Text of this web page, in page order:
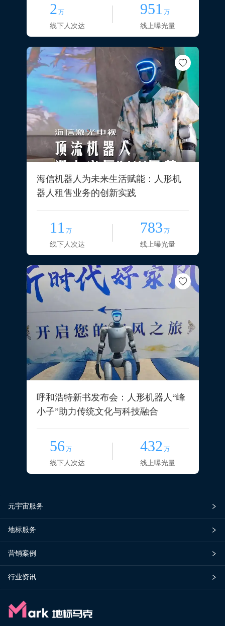
2 万
线下人次达
951 万
线上曝光量
海信机器人为未来生活赋能：人形机
器人租售业务的创新实践
11 万
线下人次达
783 万
线上曝光量
呼和浩特新书发布会：人形机器人“峰
小子”助力传统文化与科技融合
56 万
线下人次达
432 万
线上曝光量
元宇宙服务
地标服务
营销案例
行业资讯